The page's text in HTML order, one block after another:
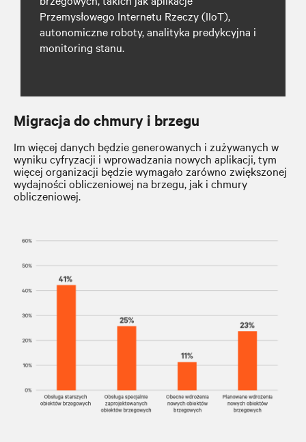
Przemysłowego Internetu Rzeczy (IIoT),
autonomiczne roboty, analityka predykcyjna i
monitoring stanu.
Migracja do chmury i brzegu
Im więcej danych będzie generowanych i zużywanych w
wyniku cyfryzacji i wprowadzania nowych aplikacji, tym
więcej organizacji będzie wymagało zarówno zwiększonej
wydajności obliczeniowej na brzegu, jak i chmury
obliczeniowej.